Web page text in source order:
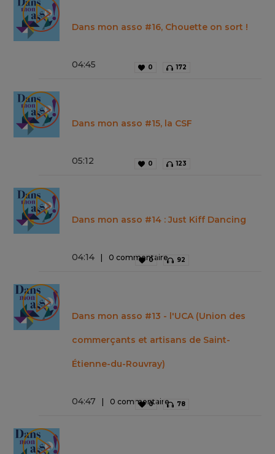
Dans mon asso #16, Chouette on sort !
04:45 0 172
Dans mon asso #15, la CSF
05:12 0 123
Dans mon asso #14 : Just Kiff Dancing
04:14 0 commentaire
0 92
Dans mon asso #13 - l'UCA (Union des
commerçants et artisans de Saint-
Étienne-du-Rouvray)
04:47 0 commentaire
0 78